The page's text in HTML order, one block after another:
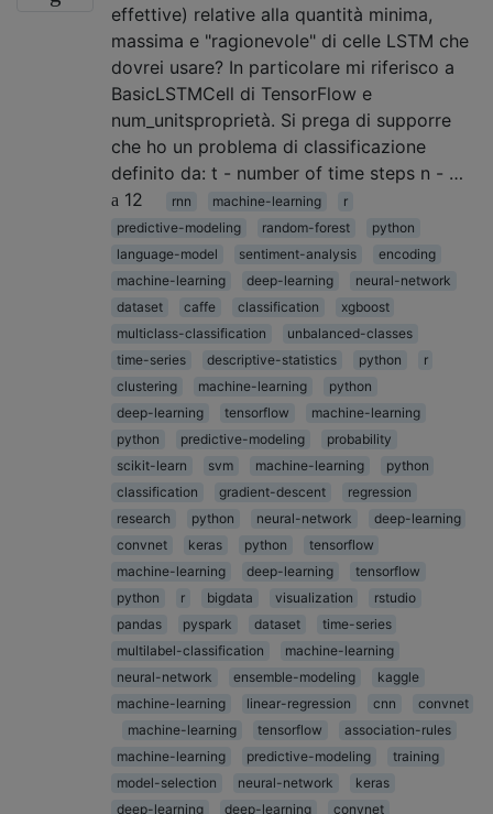
effettive) relative alla quantità minima,
massima e "ragionevole" di celle LSTM che
dovrei usare? In particolare mi riferisco a
BasicLSTMCell di TensorFlow e
num_unitsproprietà. Si prega di supporre
che ho un problema di classificazione
definito da: t - number of time steps n - …
12
rnn machine-learning
r
predictive-modeling
random-forest
python
language-model
sentiment-analysis
encoding
machine-learning
deep-learning
neural-network
dataset
caffe classification
xgboost
multiclass-classification
unbalanced-classes
time-series
descriptive-statistics python
r
clustering
machine-learning
python
deep-learning
tensorflow
machine-learning
python
predictive-modeling
probability
scikit-learn
svm machine-learning
python
classification
gradient-descent
regression
research
python neural-network
deep-learning
convnet
keras python
tensorflow
machine-learning
deep-learning
tensorflow
python
r bigdata visualization
rstudio
pandas
pyspark dataset
time-series
multilabel-classification
machine-learning
neural-network
ensemble-modeling
kaggle
machine-learning
linear-regression cnn
convnet
machine-learning
tensorflow
association-rules
machine-learning
predictive-modeling
training
model-selection
neural-network
keras
deep-learning
deep-learning
convnet